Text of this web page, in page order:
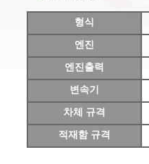
형식
엔진
엔진출력
변속기
차체 규격
적재함 규격